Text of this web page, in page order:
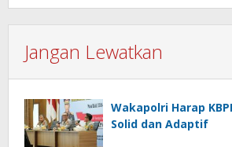
Jangan Lewatkan
Wakapolri Harap
Solid dan Adaptif